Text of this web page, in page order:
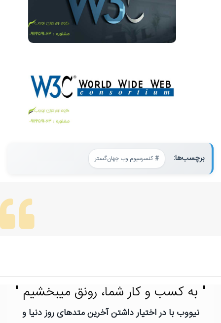
برچسب‌ها: کنسرسیوم وب جهان‌گستر
" به کسب و کار شما، رونق میبخشیم "
نیووب با در اختیار داشتن آخرین متدهای روز دنیا و